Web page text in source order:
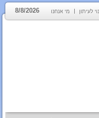
לעיתון מי אנחנו 8/8/2026